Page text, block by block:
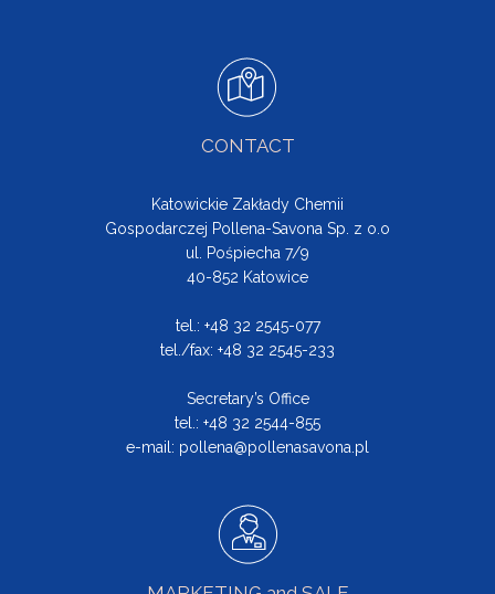
CONTACT
Katowickie Zakłady Chemii
Gospodarczej Pollena-Savona Sp. z o.o
ul. Pośpiecha 7/9
40-852 Katowice
tel.: +48 32 2545-077
tel./fax: +48 32 2545-233
Secretary’s Office
tel.: +48 32 2544-855
e-mail: pollena@pollenasavona.pl